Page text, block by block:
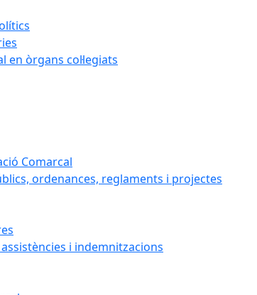
en òrgans col·legiats
Comarcal
ordenances, reglaments i projectes
i indemnitzacions